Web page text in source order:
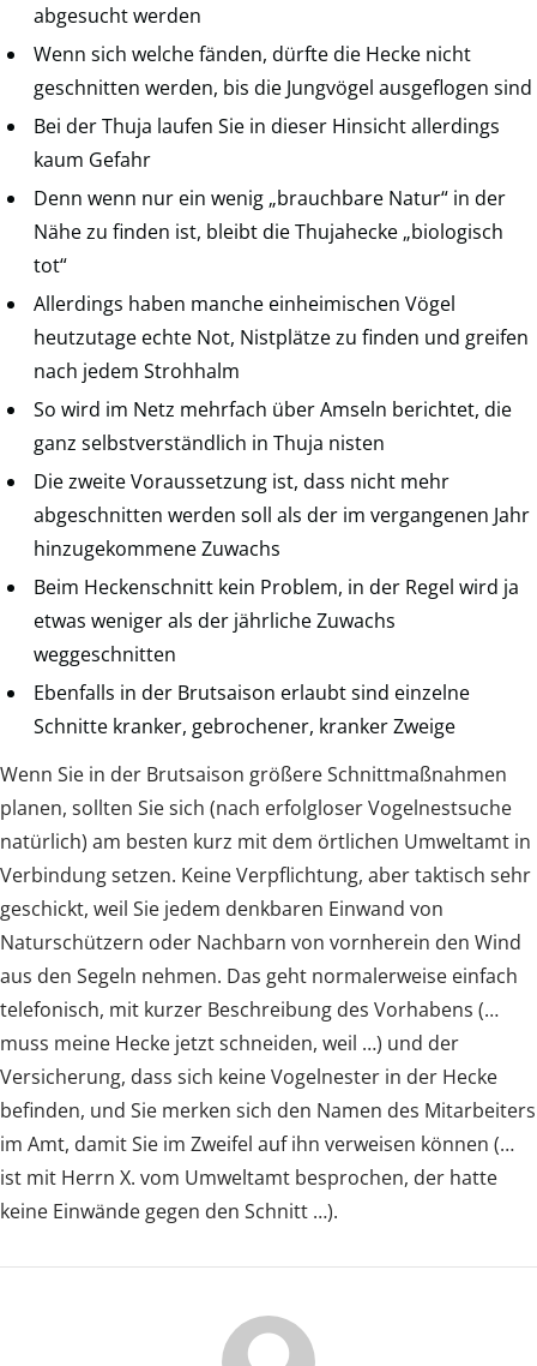
abgesucht werden
Wenn sich welche fänden, dürfte die Hecke nicht
geschnitten werden, bis die Jungvögel ausgeflogen sind
Bei der Thuja laufen Sie in dieser Hinsicht allerdings
kaum Gefahr
Denn wenn nur ein wenig „brauchbare Natur“ in der
Nähe zu finden ist, bleibt die Thujahecke „biologisch
tot“
Allerdings haben manche einheimischen Vögel
heutzutage echte Not, Nistplätze zu finden und greifen
nach jedem Strohhalm
So wird im Netz mehrfach über Amseln berichtet, die
ganz selbstverständlich in Thuja nisten
Die zweite Voraussetzung ist, dass nicht mehr
abgeschnitten werden soll als der im vergangenen Jahr
hinzugekommene Zuwachs
Beim Heckenschnitt kein Problem, in der Regel wird ja
etwas weniger als der jährliche Zuwachs
weggeschnitten
Ebenfalls in der Brutsaison erlaubt sind einzelne
Schnitte kranker, gebrochener, kranker Zweige
Wenn Sie in der Brutsaison größere Schnittmaßnahmen
planen, sollten Sie sich (nach erfolgloser Vogelnestsuche
natürlich) am besten kurz mit dem örtlichen Umweltamt in
Verbindung setzen. Keine Verpflichtung, aber taktisch sehr
geschickt, weil Sie jedem denkbaren Einwand von
Naturschützern oder Nachbarn von vornherein den Wind
aus den Segeln nehmen. Das geht normalerweise einfach
telefonisch, mit kurzer Beschreibung des Vorhabens (…
muss meine Hecke jetzt schneiden, weil …) und der
Versicherung, dass sich keine Vogelnester in der Hecke
befinden, und Sie merken sich den Namen des Mitarbeiters
im Amt, damit Sie im Zweifel auf ihn verweisen können (…
ist mit Herrn X. vom Umweltamt besprochen, der hatte
keine Einwände gegen den Schnitt …).